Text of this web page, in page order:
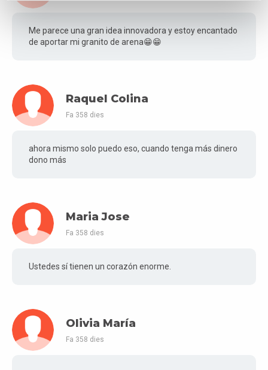
Me parece una gran idea innovadora y estoy encantado
de aportar mi granito de arena😁😁
Raquel Colina
Fa 358 dies
ahora mismo solo puedo eso, cuando tenga más dinero
dono más
Maria Jose
Fa 358 dies
Ustedes sí tienen un corazón enorme.
Olivia María
Fa 358 dies